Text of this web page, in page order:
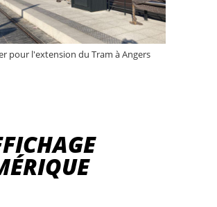
pour l'extension du Tram à Angers